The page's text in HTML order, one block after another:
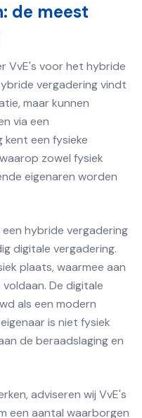
de meest
VvE's voor het hybride
vergadering vindt
maar kunnen
via een
kent een fysieke
zowel fysiek
eigenaren worden
hybride vergadering
digitale vergadering.
plaats, waarmee aan
De digitale
als een modern
is niet fysiek
de beraadslaging en
adviseren wij VvE's
een aantal waarborgen